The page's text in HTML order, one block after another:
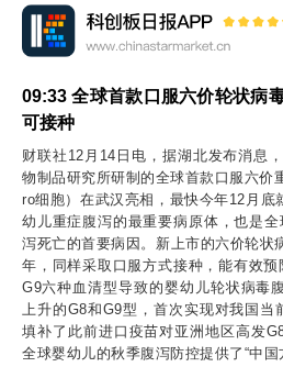
09:33 全球首款口服六价轮状病
可接种
财联社12月14日电，据湖北发布消息
物制品研究所研制的全球首款口服六价
ro细胞）在武汉亮相，最快今年12月底
幼儿重症腹泻的最重要病原体，也是
泻死亡的首要病因。新上市的六价轮状
年，同样采取口服方式接种，能有效预
G9六种血清型导致的婴幼儿轮状病毒
上升的G8和G9型，首次实现对我国当
填补了此前进口疫苗对亚洲地区高发
全球婴幼儿的秋季腹泻防控提供了“中国